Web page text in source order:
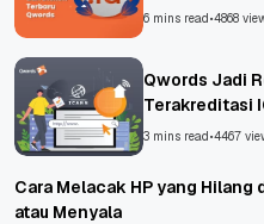
6 mins read•4868
Qwords Jadi
Terakreditasi
Untungnya?
3 mins read•4467
Cara Melacak HP yang Hilang
atau Menyala